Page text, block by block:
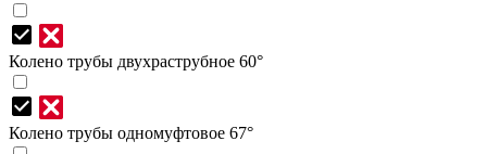
Колено трубы двухраструбное 60°
Колено трубы одномуфтовое 67°